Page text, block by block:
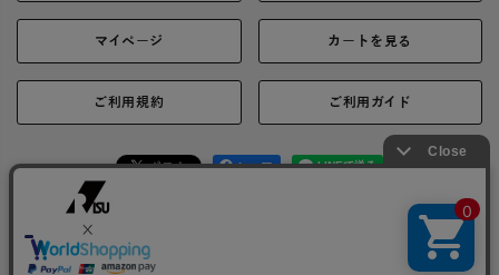
マイページ カートを見る
ご利用規約 ご利用ガイド
シェア
プライバシーポリシー